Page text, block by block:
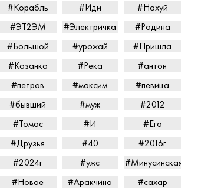
#Корабль
#Иди
#Нахуй
#ЭТ2ЭМ
#Электричка
#Родина
#Большой
#урожай
#Пришла
#Казанка
#Река
#антон
#петров
#максим
#певица
#бывший
#муж
#2012
#Томас
#И
#Его
#Друзья
#40
#2016г
#2024г
#ужс
#Минусинская
#Новое
#Аракчино
#сахар